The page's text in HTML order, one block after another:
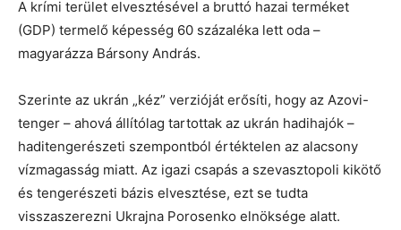
A krími terület elvesztésével a bruttó hazai terméket
(GDP) termelő képesség 60 százaléka lett oda –
magyarázza Bársony András.
Szerinte az ukrán „kéz” verzióját erősíti, hogy az Azovi-
tenger – ahová állítólag tartottak az ukrán hadihajók –
haditengerészeti szempontból értéktelen az alacsony
vízmagasság miatt. Az igazi csapás a szevasztopoli kikötő
és tengerészeti bázis elvesztése, ezt se tudta
visszaszerezni Ukrajna Porosenko elnöksége alatt.